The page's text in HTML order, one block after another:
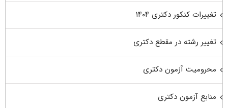
تغییرات کنکور دکتری ۱۴۰۴
تغییر رشته در مقطع دکتری
محرومیت آزمون دکتری
منابع آزمون دکتری